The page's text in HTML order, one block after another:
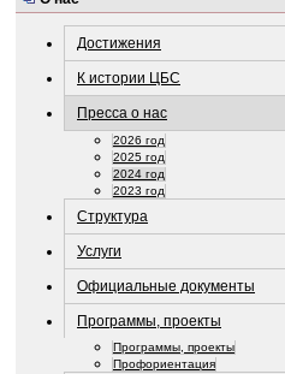
Достижения
К истории ЦБС
Пресса о нас
2026 год
2025 год
2024 год
2023 год
Структура
Услуги
Официальные документы
Программы, проекты
Программы, проекты
Профориентация